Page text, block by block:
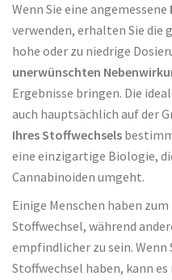
Wenn Sie eine angemessene
verwenden, erhalten Sie die
hohe oder zu niedrige
unerwünschten
Ergebnisse bringen. Die
auch hauptsächlich auf der
Ihres Stoffwechsels
eine einzigartige Biologie,
Cannabinoiden umgeht.
Einige Menschen haben
Stoffwechsel, während
empfindlicher zu sein. Wenn
Stoffwechsel haben, kann